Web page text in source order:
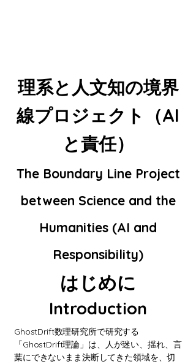
理系と人文知の境界
線プロジェクト（AI
と責任）
The Boundary Line Project
between Science and the
Humanities (AI and
Responsibility)
はじめに
Introduction
GhostDrift数理研究所で研究する
「GhostDrift理論」は、人が迷い、揺れ、言
葉にできないまま決断してきた領域を、切